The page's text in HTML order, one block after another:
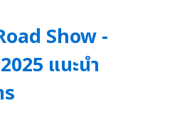
Show -
แนะนำ